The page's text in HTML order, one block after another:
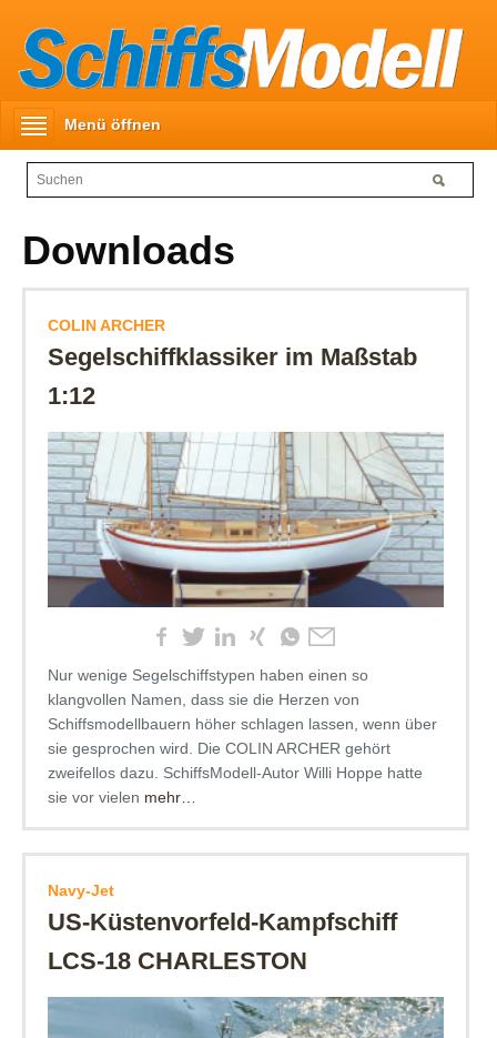
Menü öffnen
Downloads
COLIN ARCHER
Segelschiffklassiker im Maßstab
1:12
Nur wenige Segelschiffstypen haben einen so
klangvollen Namen, dass sie die Herzen von
Schiffsmodellbauern höher schlagen lassen, wenn über
sie gesprochen wird. Die COLIN ARCHER gehört
zweifellos dazu. SchiffsModell-Autor Willi Hoppe hatte
sie vor vielen mehr…
Navy-Jet
US-Küstenvorfeld-Kampfschiff
LCS-18 CHARLESTON